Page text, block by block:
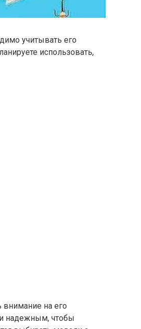
учитывать его
использовать,
внимание на его
надежным, чтобы